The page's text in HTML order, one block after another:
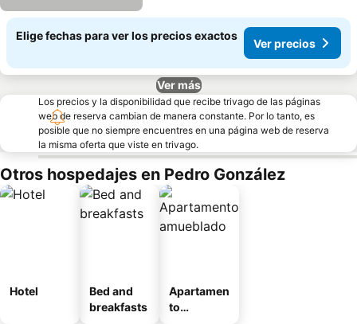
Elige fechas para ver los precios exactos
Ver precios
Ver más
Los precios y la disponibilidad que recibe trivago de las páginas
web de reserva cambian de manera constante. Por lo tanto, es
posible que no siempre encuentres en una página web de reserva
la misma oferta que viste en trivago.
Otros hospedajes en Pedro González
Hotel
Bed and
breakfasts
Apartamen
to